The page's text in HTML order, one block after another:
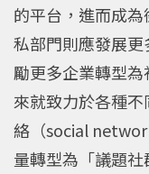
的平台，進而成
私部門則應發展
勵更多企業轉型
來就致力於各種
絡（social
量轉型為「議題社